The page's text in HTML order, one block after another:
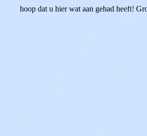
hoop dat u hier wat aan gehad heeft!